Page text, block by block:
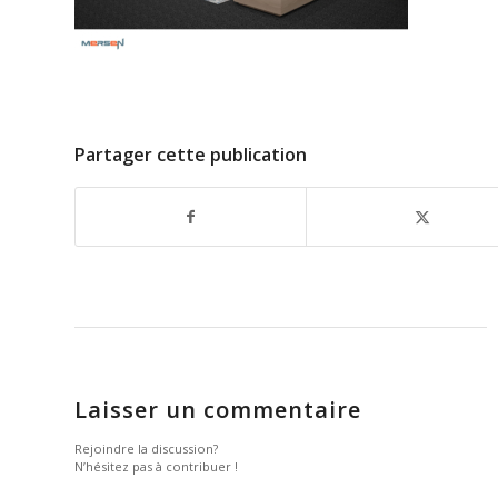
Partager cette publication
Laisser un commentaire
Rejoindre la discussion?
N’hésitez pas à contribuer !